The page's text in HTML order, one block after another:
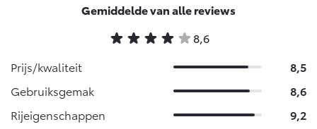
Gemiddelde van alle reviews
8,6
Prijs/kwaliteit
8,5
Gebruiksgemak
8,6
Rijeigenschappen
9,2